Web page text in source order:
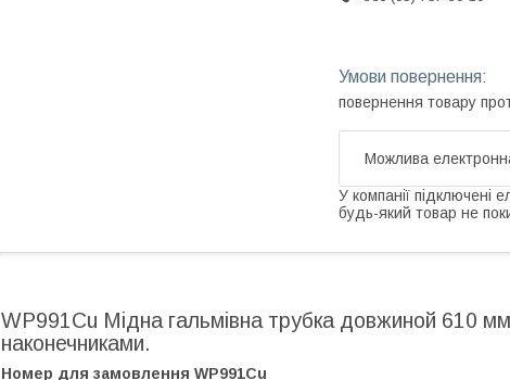
повернення товару
У компанії підключені
будь-який товар не
WP991Cu Мідна гальмівна трубка довжиной 610
наконечниками.
Номер для замовлення WP991Cu